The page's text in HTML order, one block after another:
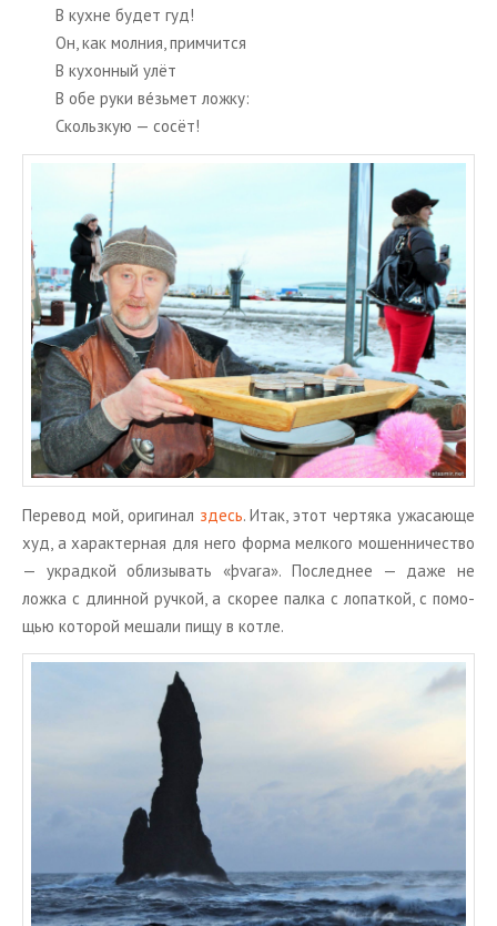
В кухне будет гуд!
Он, как мол­ния, при­мчит­ся
В ку­хон­ный улёт
В обе руки вéзьмет ложку:
Скольз­кую — сосёт!
Пе­ре­вод мой, ори­ги­нал здесь. Итак, этот чер­тя­ка ужа­са­ю­ще
худ, а ха­рак­тер­ная для него форма мел­ко­го мо­шен­ни­че­ство
— украд­кой об­ли­зы­вать «þvara». По­след­нее — даже не
ложка с длин­ной руч­кой, а ско­рее палка с ло­пат­кой, с по­мо­
щью ко­то­рой ме­ша­ли пищу в котле.